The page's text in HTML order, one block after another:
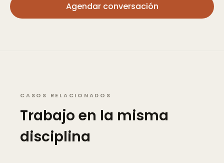
Agendar conversación
CASOS RELACIONADOS
Trabajo en la misma
disciplina